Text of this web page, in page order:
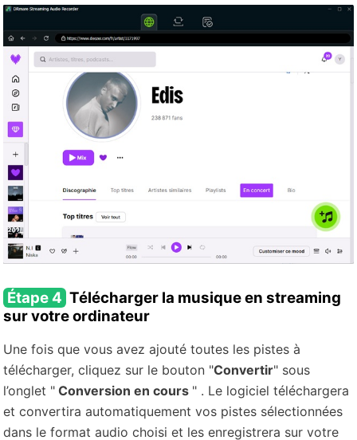
Étape 4 Télécharger la musique en streaming
sur votre ordinateur
Une fois que vous avez ajouté toutes les pistes à
télécharger, cliquez sur le bouton "Convertir" sous
l’onglet " Conversion en cours " . Le logiciel téléchargera
et convertira automatiquement vos pistes sélectionnées
dans le format audio choisi et les enregistrera sur votre